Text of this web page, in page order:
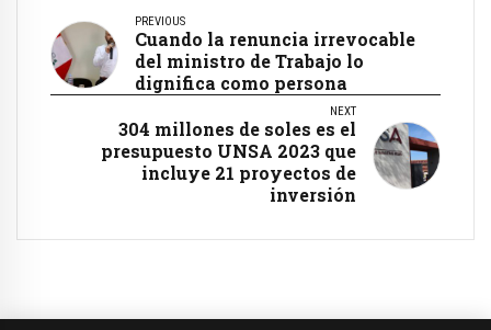
PREVIOUS
Cuando la renuncia irrevocable
del ministro de Trabajo lo
dignifica como persona
NEXT
304 millones de soles es el
presupuesto UNSA 2023 que
incluye 21 proyectos de
inversión